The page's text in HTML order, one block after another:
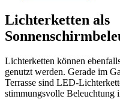
Lichterketten als
Lichterketten können
genutzt werden. Gerade im
Terrasse sind LED-
stimmungsvolle Beleuchtung